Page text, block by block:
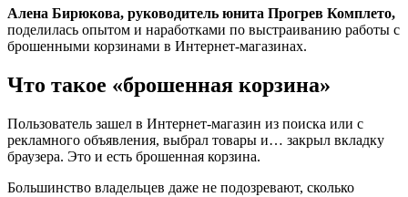
Алена Бирюкова, руководитель юнита Прогрев Комплето,
поделилась опытом и наработками по выстраиванию работы с
брошенными корзинами в Интернет-магазинах.
Что такое «брошенная корзина»
Пользователь зашел в Интернет-магазин из поиска или с
рекламного объявления, выбрал товары и… закрыл вкладку
браузера. Это и есть брошенная корзина.
Большинство владельцев даже не подозревают, сколько